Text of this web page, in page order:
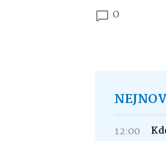
0
12:00